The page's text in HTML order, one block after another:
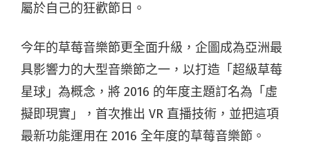
屬於自己的狂歡節日。
今年的草莓音樂節更全面升級，企圖成為亞洲最
具影響力的大型音樂節之一，以打造「超級草莓
星球」為概念，將 2016 的年度主題訂名為「虛
擬即現實」，首次推出 VR 直播技術，並把這項
最新功能運用在 2016 全年度的草莓音樂節。